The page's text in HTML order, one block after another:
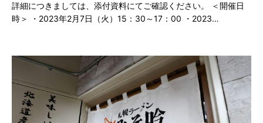
詳細につきましては、添付資料にてご確認ください。 ＜開催日
時＞ ・2023年2月7日（火）15：30～17：00 ・2023…